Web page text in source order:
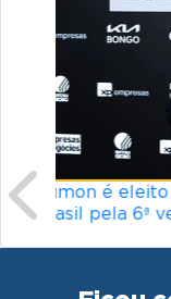
Línguas
torna um
Ficou
Venha